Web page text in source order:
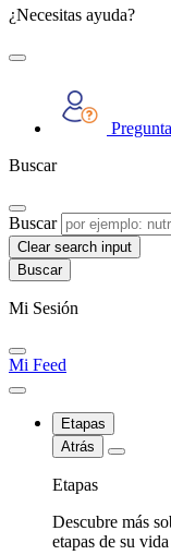
¿Necesitas ayuda?
Buscar
Buscar
Clear search input
Mi Sesión
Mi Feed
Etapas
Atrás
Etapas
Descubre más
etapas de su